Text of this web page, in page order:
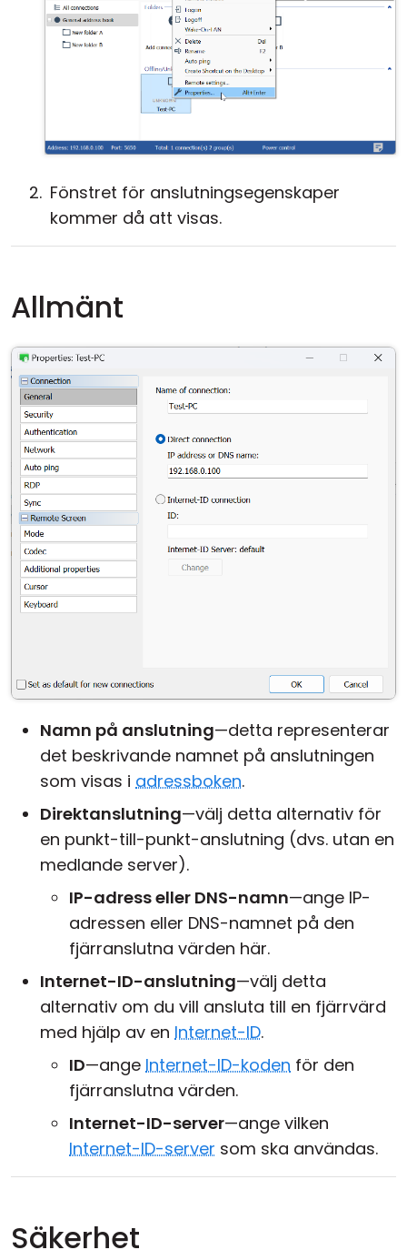
Fönstret för anslutningsegenskaper
kommer då att visas.
Allmänt
Namn på anslutning—detta representerar
det beskrivande namnet på anslutningen
som visas i adressboken.
Direktanslutning—välj detta alternativ för
en punkt-till-punkt-anslutning (dvs. utan en
medlande server).
IP-adress eller DNS-namn—ange IP-
adressen eller DNS-namnet på den
fjärranslutna värden här.
Internet-ID-anslutning—välj detta
alternativ om du vill ansluta till en fjärrvärd
med hjälp av en Internet-ID.
ID—ange Internet-ID-koden för den
fjärranslutna värden.
Internet-ID-server—ange vilken
Internet-ID-server som ska användas.
Säkerhet